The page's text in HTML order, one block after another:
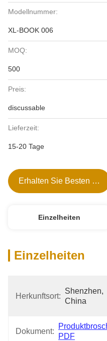
Modellnummer:
XL-BOOK 006
MOQ:
500
Preis:
discussable
Lieferzeit:
15-20 Tage
Erhalten Sie Besten
Einzelheiten
Einzelheiten
Herkunftsort:
Shenzhen,
China
Dokument:
PDF